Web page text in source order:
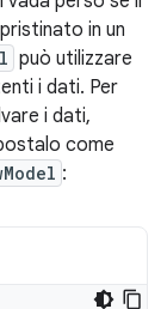
in un
può utilizzare
i dati. Per
i dati,
come
: